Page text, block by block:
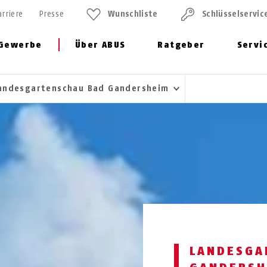
Über ABUS Ratgeber
Presse Wunschliste
Bad Gandersheim